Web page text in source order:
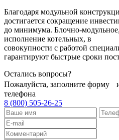
Благодаря модульной
достигается сокращение
до минимума. Блочно-
исполнение котельных, в
совокупности с работой
гарантируют быстрые сроки
Остались вопросы?
Пожалуйста, заполните форму
телефона
8 (800) 505-26-25